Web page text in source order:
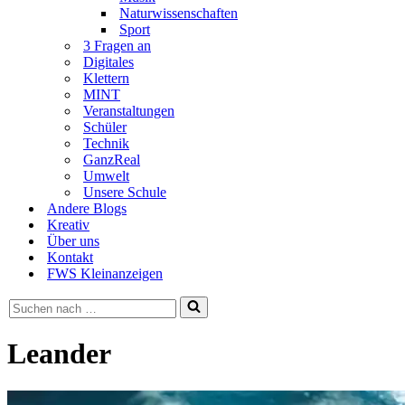
Naturwissenschaften
Sport
3 Fragen an
Digitales
Klettern
MINT
Veranstaltungen
Schüler
Technik
GanzReal
Umwelt
Unsere Schule
Andere Blogs
Kreativ
Über uns
Kontakt
FWS Kleinanzeigen
Suchen
nach …
Leander